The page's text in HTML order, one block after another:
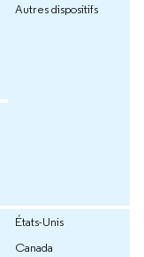
Autres dispositifs
États-Unis
Canada